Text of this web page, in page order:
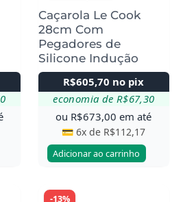
Caçarola Le Cook
28cm Com
Pegadores de
Silicone Indução
R$605,70 no pix
economia de R$67,30
ou R$673,00 em até
💳 6x de R$112,17
Adicionar ao carrinho
-13%